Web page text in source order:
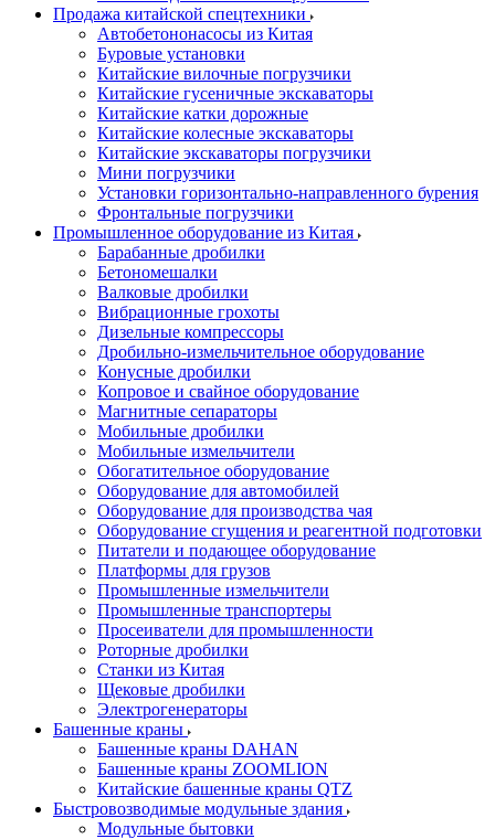
Продажа китайской спецтехники
Автобетононасосы из Китая
Буровые установки
Китайские вилочные погрузчики
Китайские гусеничные экскаваторы
Китайские катки дорожные
Китайские колесные экскаваторы
Китайские экскаваторы погрузчики
Мини погрузчики
Установки горизонтально-направленного бурения
Фронтальные погрузчики
Промышленное оборудование из Китая
Барабанные дробилки
Бетономешалки
Валковые дробилки
Вибрационные грохоты
Дизельные компрессоры
Дробильно-измельчительное оборудование
Конусные дробилки
Копровое и свайное оборудование
Магнитные сепараторы
Мобильные дробилки
Мобильные измельчители
Обогатительное оборудование
Оборудование для автомобилей
Оборудование для производства чая
Оборудование сгущения и реагентной подготовки
Питатели и подающее оборудование
Платформы для грузов
Промышленные измельчители
Промышленные транспортеры
Просеиватели для промышленности
Роторные дробилки
Станки из Китая
Щековые дробилки
Электрогенераторы
Башенные краны
Башенные краны DAHAN
Башенные краны ZOOMLION
Китайские башенные краны QTZ
Быстровозводимые модульные здания
Модульные бытовки